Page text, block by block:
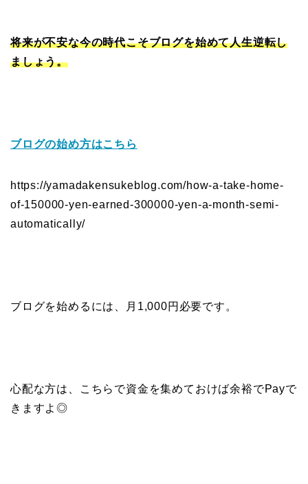
将来が不安な今の時代こそブログを始めて人生逆転し
ましょう。
ブログの始め方はこちら
https://yamadakensukeblog.com/how-a-take-home-
of-150000-yen-earned-300000-yen-a-month-semi-
automatically/
ブログを始めるには、月1,000円必要です。
心配な方は、こちらで資金を集めておけば余裕でPayで
きますよ◎